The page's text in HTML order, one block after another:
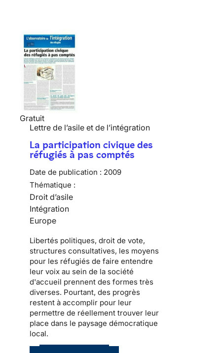
Gratuit
Lettre de l’asile et de l’intégration
La participation civique des
réfugiés à pas comptés
Date de publication : 2009
Thématique :
Droit d’asile
Intégration
Europe
Libertés politiques, droit de vote,
structures consultatives, les moyens
pour les réfugiés de faire entendre
leur voix au sein de la société
d'accueil prennent des formes très
diverses. Pourtant, des progrès
restent à accomplir pour leur
permettre de réellement trouver leur
place dans le paysage démocratique
local.